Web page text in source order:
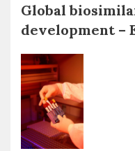
Global
development –